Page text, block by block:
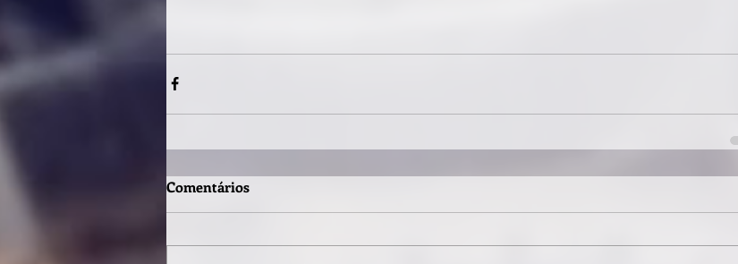
Comentários